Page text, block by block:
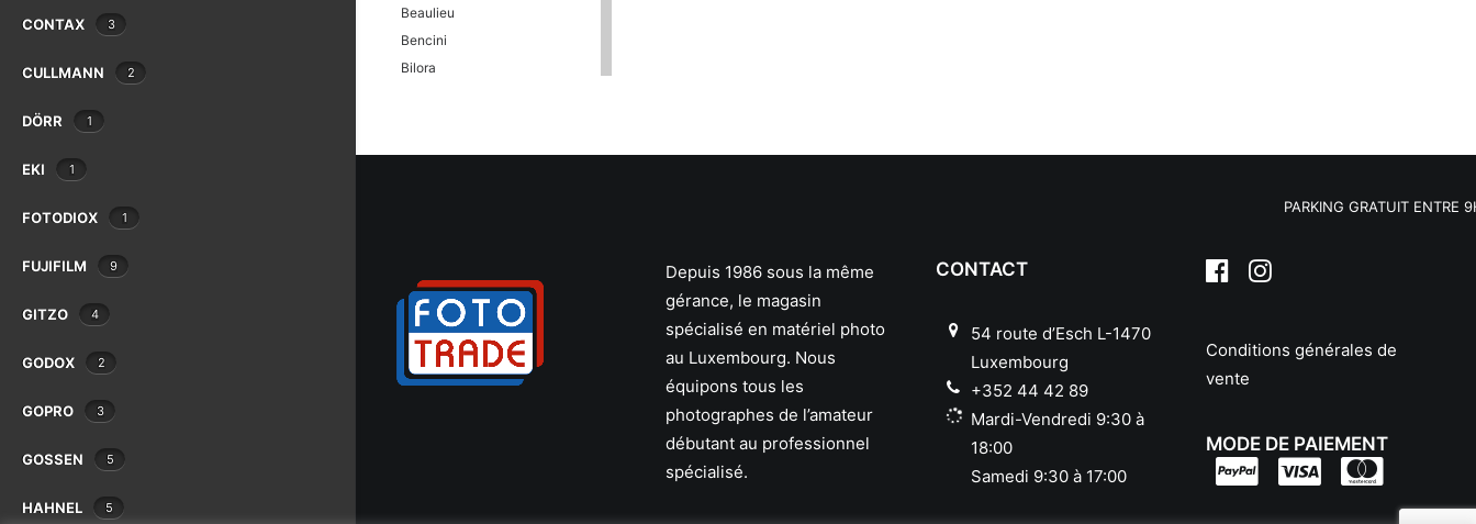
CONTAX 3
CULLMANN 2
DÖRR 1
EKI 1
FOTODIOX 1
FUJIFILM 9
GITZO 4
GODOX 2
GOPRO 3
GOSSEN 5
HAHNEL 5
Beaulieu
Bencini
Bilora
Cosina
Cullmann
Danubia
Dörr
PARKING GRATUIT ENTRE
Depuis 1986 sous la même
gérance, le magasin
spécialisé en matériel photo
au Luxembourg. Nous
équipons tous les
photographes de l’amateur
débutant au professionnel
spécialisé.
CONTACT
54 route d’Esch L-1470
Luxembourg
+352 44 42 89
Mardi-Vendredi 9:30 à
18:00
Samedi 9:30 à 17:00
Conditions générales de
vente
MODE DE PAIEMENT